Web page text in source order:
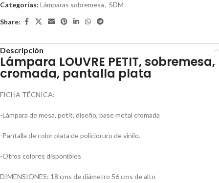
Categorías: Lámparas sobremesa, SDM
Share:
Descripción
Lámpara LOUVRE PETIT, sobremesa,
cromada, pantalla plata
FICHA TÉCNICA:
-Lámpara de mesa, petit, diseño, base metal cromada
-Pantalla de color plata de policloruro de vinilo.
-Otros colores disponibles
DIMENSIONES: 18 cms de diámetro 56 cms de alto